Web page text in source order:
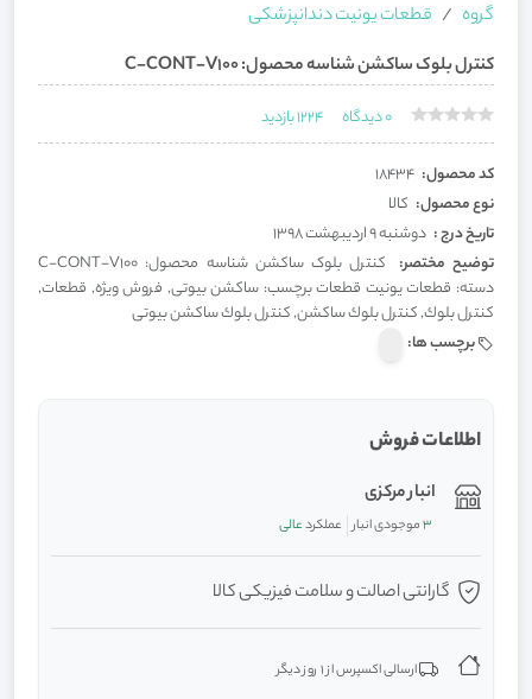
گروه
قطعات یونیت دندانپزشکی
کنترل بلوک ساکشن شناسه محصول: C-CONT-V100
0دیدگاه 1224بازدید
کد محصول: 18434
نوع محصول: کالا
تاریخ درج : دوشنبه 9 اردیبهشت 1398
توضیح مختصر:
کنترل بلوک ساکشن شناسه محصول: C-CONT-V100
دسته: قطعات یونیت قطعات برچسب: ساکشن بیوتی, فروش ویژه, قطعات,
كنترل بلوك, كنترل بلوك ساکشن, كنترل بلوك ساکشن بیوتی
برچسب ها:
اطلاعات فروش
انبار مرکزی
3موجودی انبار عملکردعالی
گارانتی اصالت و سلامت فیزیکی کالا
ارسالی اکسپرس از 1 روز دیگر